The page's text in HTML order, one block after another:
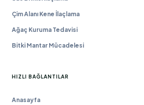
Çim Alanı Kene İlaçlama
Ağaç Kuruma Tedavisi
Bitki Mantar Mücadelesi
HIZLI BAĞLANTILAR
Anasayfa